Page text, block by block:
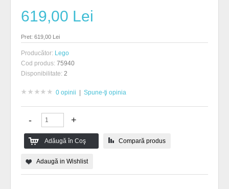
619,00 Lei
Pret: 619,00 Lei
Producător: Lego
Cod produs: 75940
Disponibilitate: 2
0 opinii Spune-ţi opinia
Compară produs
Adaugă in Wishlist